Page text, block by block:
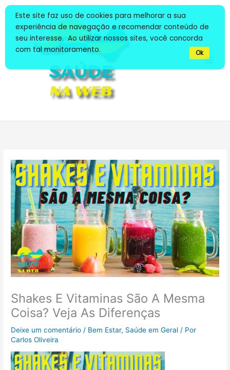
conteúdo
Shakes E Vitaminas São A Mesma
Coisa? Veja As Diferenças
Deixe um comentário / Bem Estar, Saúde em Geral / Por
Carlos Oliveira
Este site faz uso de cookies para melhorar a sua
experiência de navegação e recomendar conteúdo de
seu interesse. Ao utilizar nossos sites, você concorda
com tal monitoramento.
Ok